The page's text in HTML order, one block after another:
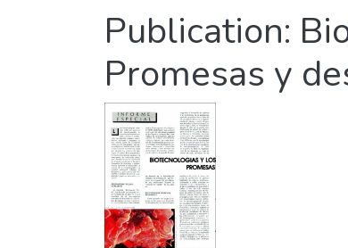
Publication:
Promesas y